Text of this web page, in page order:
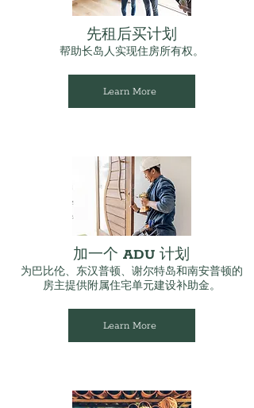
先租后买计划
帮助长岛人实现住房所有权。
Learn More
加一个 ADU 计划
为巴比伦、东汉普顿、谢尔特岛和南安普顿的
房主提供附属住宅单元建设补助金。
Learn More